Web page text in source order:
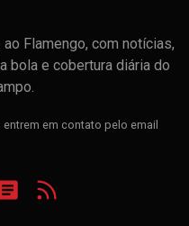
Flamengo, com notícias,
bola e cobertura diária do
em contato pelo email